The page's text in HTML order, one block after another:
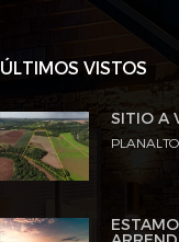
ÚLTIMOS VISTOS
SÍTIO A